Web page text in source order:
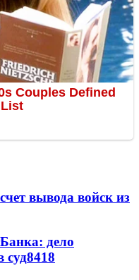
вывода войск из
дело
суд8418